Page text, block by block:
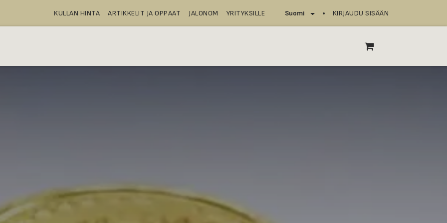
KULLAN HINTA ARTIKKELIT JA OPPAAT JALONOM YRITYKSILLE Suomi KIRJAUDU SISÄÄN